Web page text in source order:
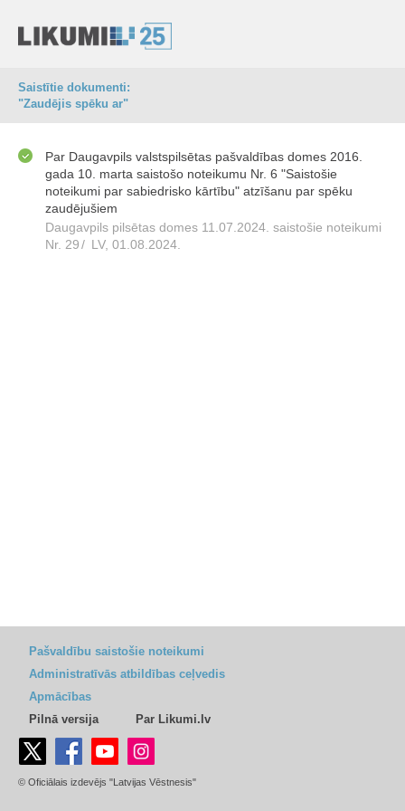
Saistītie dokumenti:
"Zaudējis spēku ar"
Par Daugavpils valstspilsētas pašvaldības domes 2016.
gada 10. marta saistošo noteikumu Nr. 6 "Saistošie
noteikumi par sabiedrisko kārtību" atzīšanu par spēku
zaudējušiem
Daugavpils pilsētas domes 11.07.2024. saistošie noteikumi
Nr. 29/ LV, 01.08.2024.
Pašvaldību saistošie noteikumi
Administratīvās atbildības ceļvedis
Apmācības
Pilnā versija
Par Likumi.lv
© Oficiālais izdevējs "Latvijas Vēstnesis"